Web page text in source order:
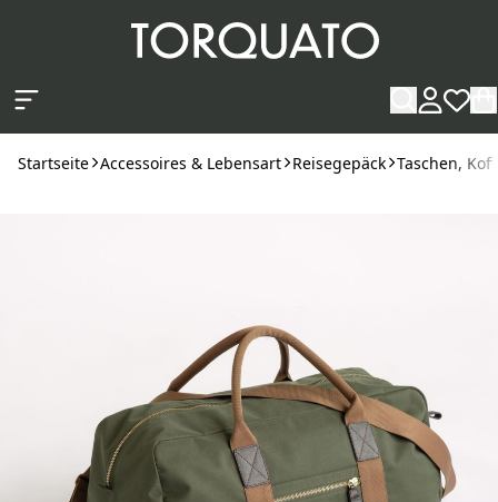
Startseite Accessoires & Lebensart Reisegepäck Taschen,